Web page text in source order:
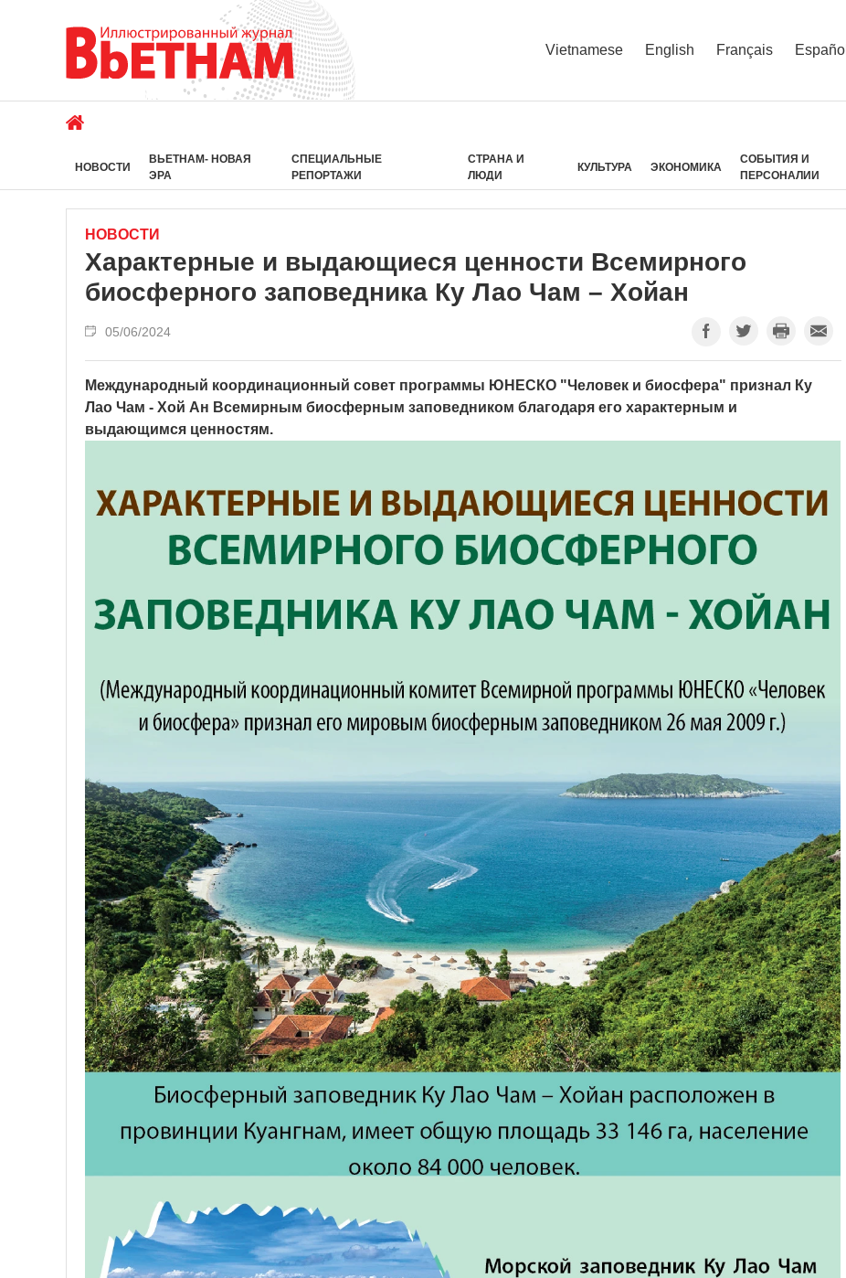
Vietnamese English Français Español
НОВОСТИ
ВЬЕТНАМ- НОВАЯ
ЭРА
СПЕЦИАЛЬНЫЕ
РЕПОРТАЖИ
СТРАНА И
ЛЮДИ
КУЛЬТУРА ЭКОНОМИКА
СОБЫТИЯ И
ПЕРСОНАЛИИ
НОВОСТИ
Характерные и выдающиеся ценности Всемирного
биосферного заповедника Ку Лао Чам – Хойан
05/06/2024
Международный координационный совет программы ЮНЕСКО "Человек и биосфера" признал Ку
Лао Чам - Хой Ан Всемирным биосферным заповедником благодаря его характерным и
выдающимся ценностям.